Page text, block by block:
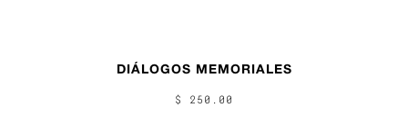
DIÁLOGOS MEMORIALES
$ 250.00